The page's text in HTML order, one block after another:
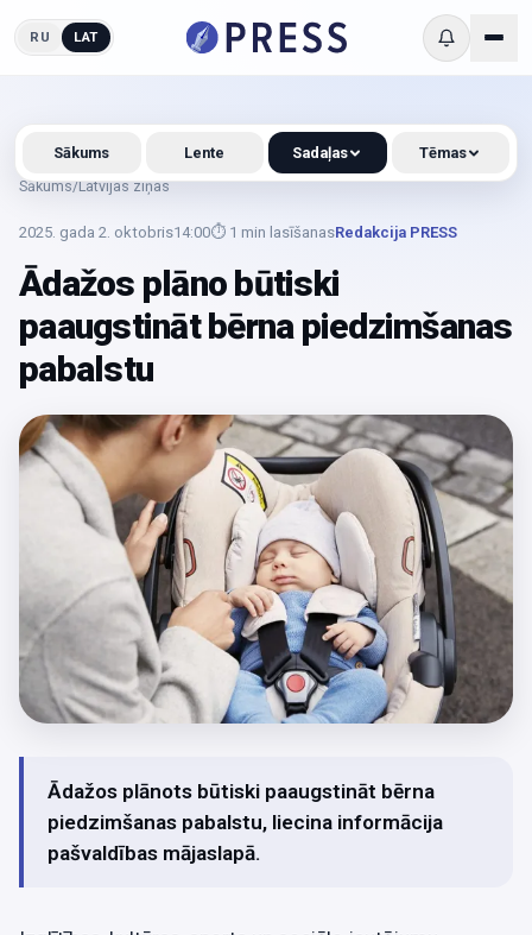
RU LAT
Sākums/Latvijas ziņas
2025. gada 2. oktobris14:00⏱ 1 min lasīšanasRedakcija PRESS
Ādažos plāno būtiski
paaugstināt bērna piedzimšanas
pabalstu
Ādažos plānots būtiski paaugstināt bērna
piedzimšanas pabalstu, liecina informācija
pašvaldības mājaslapā.
Sākums Lente Sadaļas Tēmas